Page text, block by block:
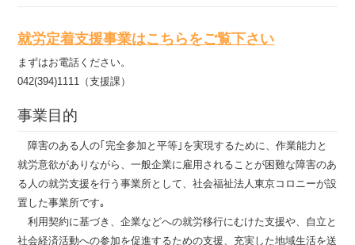
就労定着支援事業はこちらをご覧下さい
まずはお電話ください。
042(394)1111（支援課）
事業目的
障害のある人の｢完全参加と平等｣を実現するために、作業能力と
就労意欲がありながら、一般企業に雇用されることが困難な障害のあ
る人の就労支援を行う事業所として、社会福祉法人東京コロニーが設
置した事業所です｡
利用契約に基づき、企業などへの就労移行にむけた支援や、自立と
社会経済活動への参加を促進するための支援、充実した地域生活を送